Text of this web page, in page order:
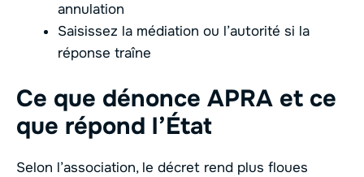
annulation
Saisissez la médiation ou l’autorité si la
réponse traîne
Ce que dénonce APRA et ce
que répond l’État
Selon l’association, le décret rend plus floues